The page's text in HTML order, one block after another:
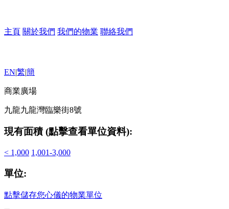
主頁 關於我們 我們的物業 聯絡我們
EN|繁|簡
商業廣場
九龍九龍灣臨樂街8號
現有面積 (點擊查看單位資料):
< 1,000 1,001-3,000
單位:
點擊儲存您心儀的物業單位